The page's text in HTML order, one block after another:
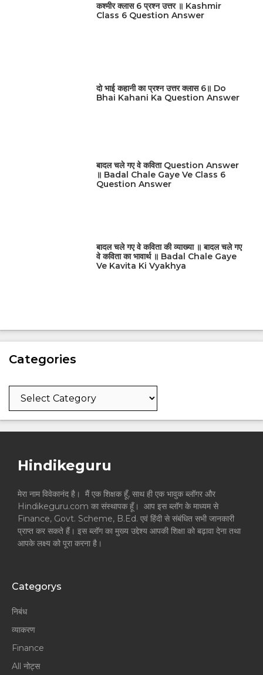
कश्मीर क्लास 6 प्रश्न उत्तर ॥ Kashmir
Class 6 Question Answer
दो भाई कहानी का प्रश्न उत्तर क्लास 6॥ Do
Bhai Kahani Ka Question Answer
बादल चले गए वे कविता Question Answer
॥ Badal Chale Gaye Ve Class 6
Question Answer
बादल चले गए वे कविता की व्याख्या ॥ बादल चले गए
वे कविता का भावार्थ ॥ Badal Chale Gaye
Ve Kavita Ki Vyakhya
Categories
Categories
Hindikeguru
मेरा नाम विवेकानंद है। मैं एक शिक्षक हूँ, साथ ही एक भावुक ब्लॉगर और
Hindikeguru.com का संस्थापक हूँ। आप इस ब्लॉग के माध्यम से
Finance, Govt. Scheme, B.Ed. एवं हिंदी से संबंधित सभी जानकारी
प्राप्त कर सकते हैं। इस ब्लॉग का मुख्य उद्देश्य आपकी शिक्षा को बढ़ावा देना तथा
आपके लक्ष्य को पूरा करना है।
Categorys
निबंध
व्याकरण
Finance
All नोट्स